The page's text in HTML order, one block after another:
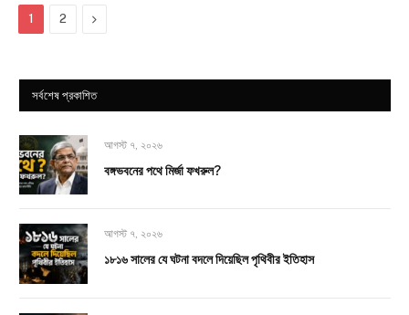
1 2 Next
সর্বশেষ প্রকাশিত
আগস্ট ৭, ২০২৬
বঙ্গভবনের পথে মির্জা ফখরুল?
আগস্ট ৭, ২০২৬
১৮১৬ সালের যে ঘটনা বদলে দিয়েছিল পৃথিবীর ইতিহাস